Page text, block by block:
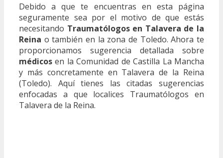
Debido a que te encuentras en esta página
seguramente sea por el motivo de que estás
necesitando Traumatólogos en Talavera de la
Reina o también en la zona de Toledo. Ahora te
proporcionamos sugerencia detallada sobre
médicos en la Comunidad de Castilla La Mancha
y más concretamente en Talavera de la Reina
(Toledo). Aquí tienes las citadas sugerencias
enfocadas a que localices Traumatólogos en
Talavera de la Reina.